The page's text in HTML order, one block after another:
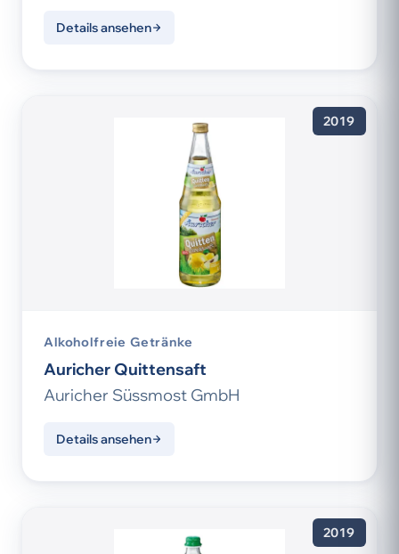
Details ansehen
2019
Alkoholfreie Getränke
Auricher Quittensaft
Auricher Süssmost GmbH
Details ansehen
2019